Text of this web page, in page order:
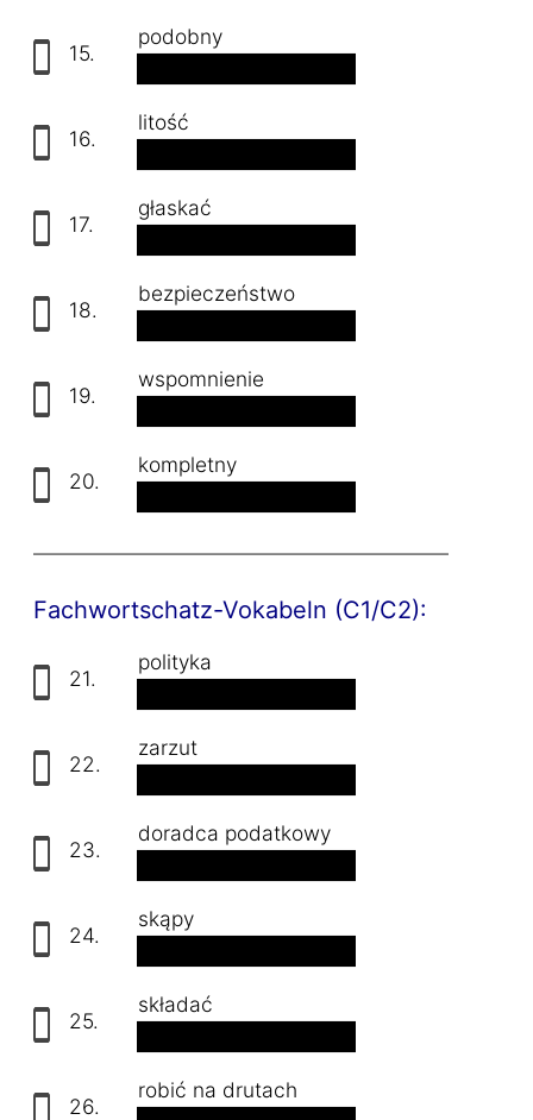
15.
podobny
16.
litość
17.
głaskać
18.
bezpieczeństwo
19.
wspomnienie
20.
kompletny
Fachwortschatz-Vokabeln (C1/C2):
21.
polityka
22.
zarzut
23.
doradca podatkowy
24.
skąpy
25.
składać
26.
robić na drutach